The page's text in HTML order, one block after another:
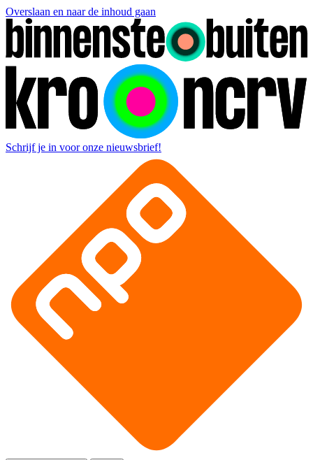
Overslaan en naar de inhoud gaan
Schrijf je in voor onze nieuwsbrief!